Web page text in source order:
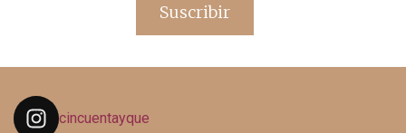
Suscribir
cincuentayque